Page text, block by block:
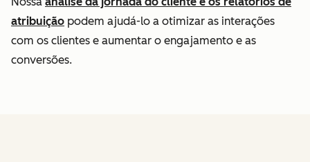
atribuição podem ajudá-lo a otimizar as interações
com os clientes e aumentar o engajamento e as
conversões.